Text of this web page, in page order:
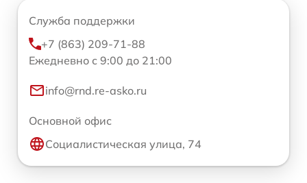
Служба поддержки
+7 (863) 209-71-88
Ежедневно с 9:00 до 21:00
info@rnd.re-asko.ru
Основной офис
Социалистическая улица, 74